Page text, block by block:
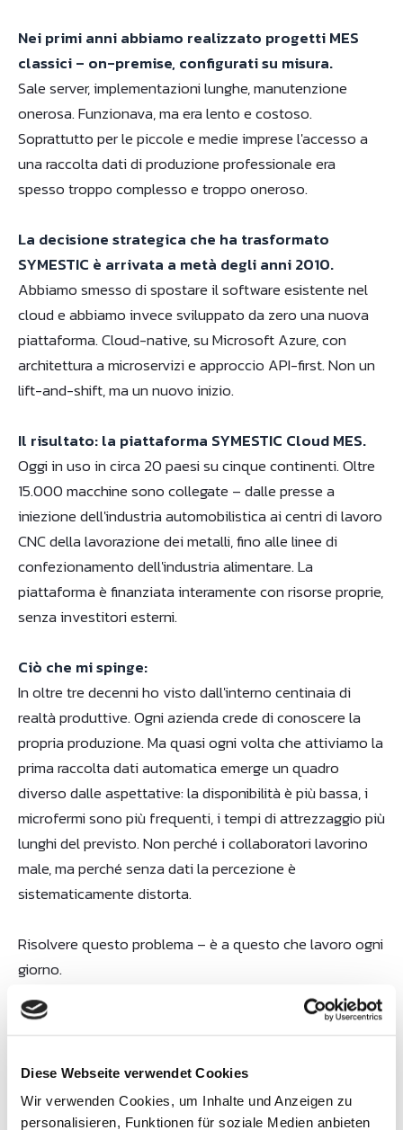
Diese Webseite verwendet Cookies
Wir verwenden Cookies, um Inhalte und Anzeigen zu
personalisieren, Funktionen für soziale Medien anbieten
Nei primi anni abbiamo realizzato progetti MES
classici – on-premise, configurati su misura.
Sale server, implementazioni lunghe, manutenzione
onerosa. Funzionava, ma era lento e costoso.
Soprattutto per le piccole e medie imprese l'accesso a
una raccolta dati di produzione professionale era
spesso troppo complesso e troppo oneroso.
La decisione strategica che ha trasformato
SYMESTIC è arrivata a metà degli anni 2010.
Abbiamo smesso di spostare il software esistente nel
cloud e abbiamo invece sviluppato da zero una nuova
piattaforma. Cloud-native, su Microsoft Azure, con
architettura a microservizi e approccio API-first. Non un
lift-and-shift, ma un nuovo inizio.
Il risultato: la piattaforma SYMESTIC Cloud MES.
Oggi in uso in circa 20 paesi su cinque continenti. Oltre
15.000 macchine sono collegate – dalle presse a
iniezione dell'industria automobilistica ai centri di lavoro
CNC della lavorazione dei metalli, fino alle linee di
confezionamento dell'industria alimentare. La
piattaforma è finanziata interamente con risorse proprie,
senza investitori esterni.
Ciò che mi spinge:
In oltre tre decenni ho visto dall'interno centinaia di
realtà produttive. Ogni azienda crede di conoscere la
propria produzione. Ma quasi ogni volta che attiviamo la
prima raccolta dati automatica emerge un quadro
diverso dalle aspettative: la disponibilità è più bassa, i
microfermi sono più frequenti, i tempi di attrezzaggio più
lunghi del previsto. Non perché i collaboratori lavorino
male, ma perché senza dati la percezione è
sistematicamente distorta.
Risolvere questo problema – è a questo che lavoro ogni
giorno.
PERCORSO
Percorso professionale